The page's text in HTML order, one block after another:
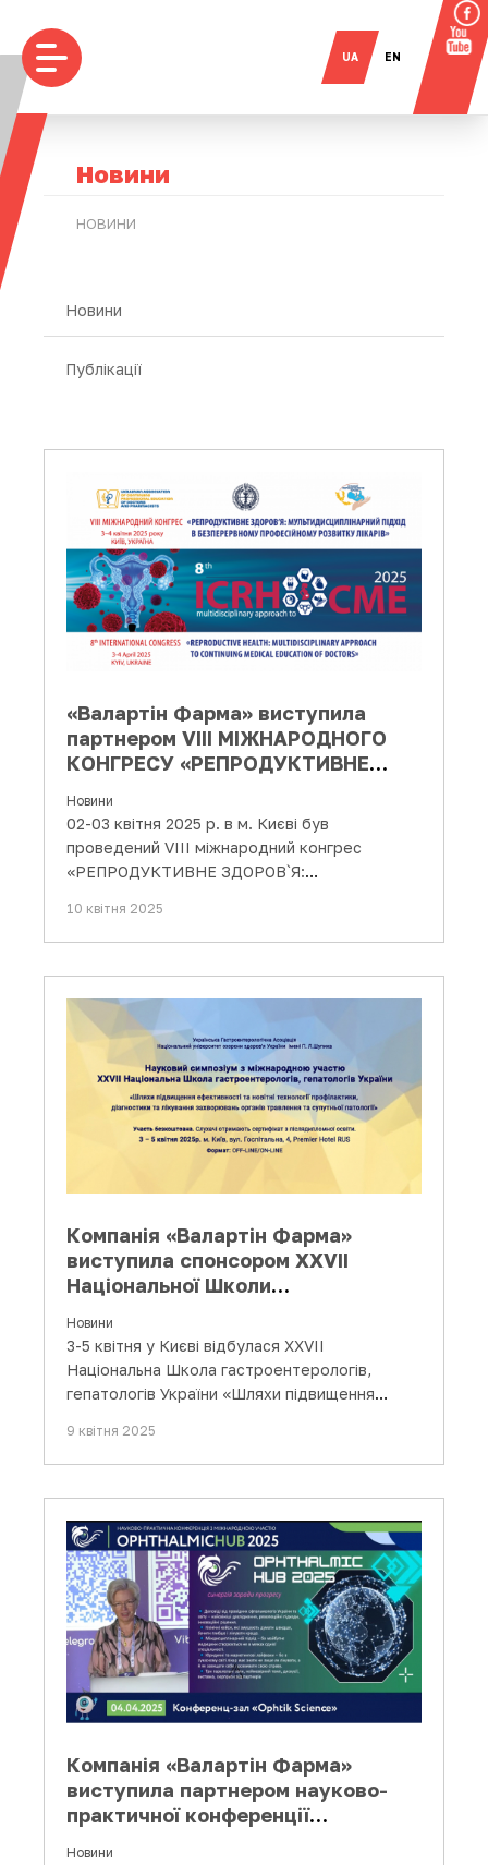
UA EN
Новини
НОВИНИ
Новини
Публікації
«Валартін Фарма» виступила
партнером VІІI МІЖНАРОДНОГО
КОНГРЕСУ «РЕПРОДУКТИВНЕ
підхід в безперервному
професійному…
Новини
02-03 квітня 2025 р. в м. Києві був
проведений VІІI міжнародний конгрес
«РЕПРОДУКТИВНЕ ЗДОРОВ`Я:
безперервному…
10 квітня 2025
Компанія «Валартін Фарма»
виступила спонсором ХХVІI
Національної Школи
України
Новини
3-5 квітня у Києві відбулася ХХVІI
Національна Школа гастроентерологів,
гепатологів України «Шляхи підвищення
9 квітня 2025
Компанія «Валартін Фарма»
виступила партнером науково-
практичної конференції
Новини